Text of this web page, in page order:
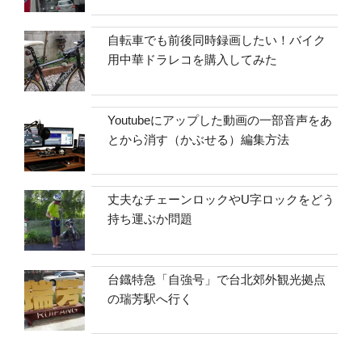
自転車でも前後同時録画したい！バイク
用中華ドラレコを購入してみた
Youtubeにアップした動画の一部音声をあ
とから消す（かぶせる）編集方法
丈夫なチェーンロックやU字ロックをどう
持ち運ぶか問題
台鐡特急「自強号」で台北郊外観光拠点
の瑞芳駅へ行く